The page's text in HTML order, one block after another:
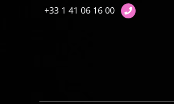
+33 1 41 06 16 00